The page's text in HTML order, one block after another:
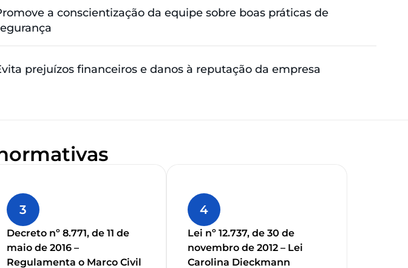
a conscientização da equipe sobre boas práticas de
prejuízos financeiros e danos à reputação da empresa
3
Decreto nº 8.771, de 11 de
maio de 2016 –
Regulamenta o Marco Civil
4
Lei nº 12.737, de 30 de
novembro de 2012 – Lei
Carolina Dieckmann